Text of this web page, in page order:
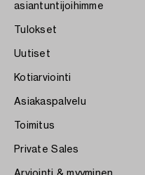
asiantuntijoihimme
Tulokset
Uutiset
Kotiarviointi
Asiakaspalvelu
Toimitus
Private Sales